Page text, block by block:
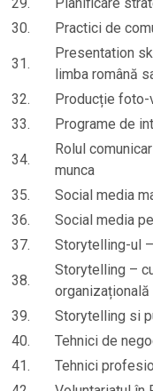
30.
Practici de
31.
Presentation
limba română
32.
Producție foto-
33.
Programe de
34.
Rolul
munca
35.
Social media
36.
Social media
37.
Storytelling-ul
38.
Storytelling –
organizațională
39.
Storytelling si
40.
Tehnici de
41.
Tehnici